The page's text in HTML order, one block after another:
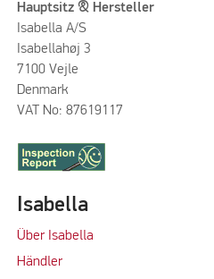
Hauptsitz & Hersteller
Isabella A/S
Isabellahøj 3
7100 Vejle
Denmark
VAT No: 87619117
Isabella
Über Isabella
Händler